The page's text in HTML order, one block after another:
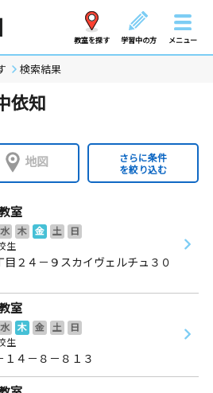
教室を探す 学習中の方 メニュー
検索結果
依知
地図
さらに条件
を絞り込む
室
水 木 金 土
日
生
２４－９スカイヴェルチュ３０
室
水 木 金 土
日
生
４－８－８１３